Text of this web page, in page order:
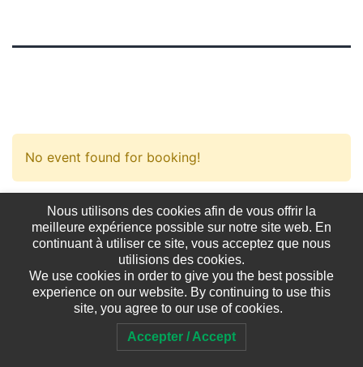
No event found for booking!
Nous utilisons des cookies afin de vous offrir la
meilleure expérience possible sur notre site web. En
continuant à utiliser ce site, vous acceptez que nous
utilisions des cookies.
We use cookies in order to give you the best possible
experience on our website. By continuing to use this
site, you agree to our use of cookies.
Accepter / Accept